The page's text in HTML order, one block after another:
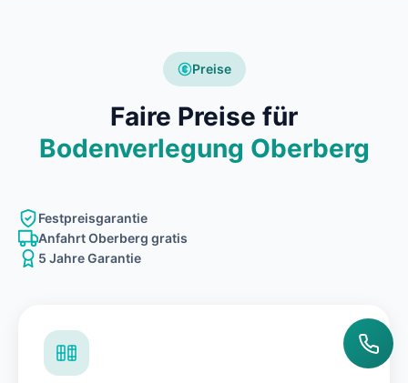
Preise
Faire Preise für
Bodenverlegung Oberberg
Festpreisgarantie
Anfahrt Oberberg gratis
5 Jahre Garantie